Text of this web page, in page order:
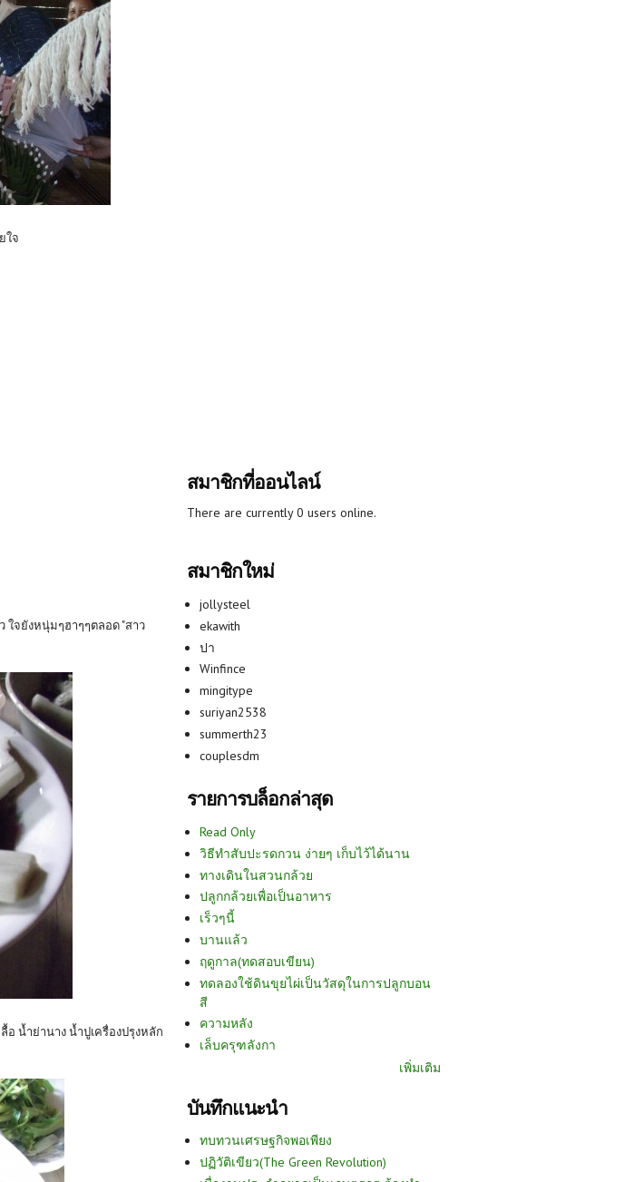
จ
จยังหนุ่มๆฮาๆๆตลอด "สาว
น้ำย่านาง น้ำปูเครื่องปรุงหลัก
สมาชิกที่ออนไลน์
There are currently 0 users online.
สมาชิกใหม่
jollysteel
ekawith
ปา
Winfince
mingitype
suriyan2538
summerth23
couplesdm
รายการบล็อกล่าสุด
Read Only
วิธีทำสับปะรดกวน ง่ายๆ เก็บไว้ได้นาน
ทางเดินในสวนกล้วย
ปลูกกล้วยเพื่อเป็นอาหาร
เร็วๆนี้
บานแล้ว
ฤดูกาล(ทดสอบเขียน)
ทดลองใช้ดินขุยไผ่เป็นวัสดุในการปลูกบอน
สี
ความหลัง
เล็บครุฑลังกา
เพิ่มเติม
บันทึกแนะนำ
ทบทวนเศรษฐกิจพอเพียง
ปฏิวัติเขียว(The Green Revolution)